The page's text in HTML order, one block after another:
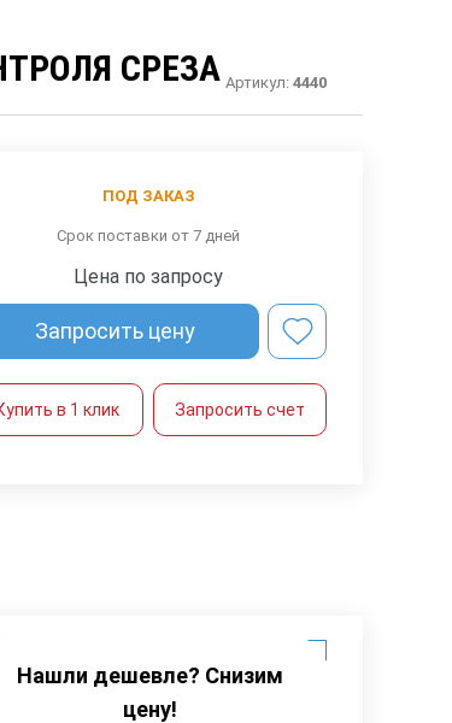
СРЕЗА Артикул:4440
ПОД ЗАКАЗ
Срок поставки от 7 дней
Цена по запросу
Запросить цену
в 1 клик Запросить счет
Нашли дешевле? Снизим
цену!